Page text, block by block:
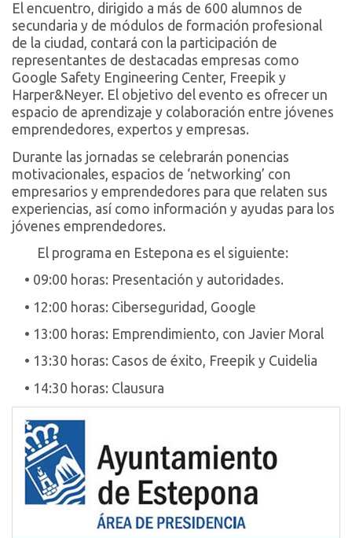
El encuentro, dirigido a más de 600 alumnos de
secundaria y de módulos de formación profesional
de la ciudad, contará con la participación de
representantes de destacadas empresas como
Google Safety Engineering Center, Freepik y
Harper&Neyer. El objetivo del evento es ofrecer un
espacio de aprendizaje y colaboración entre jóvenes
emprendedores, expertos y empresas.
Durante las jornadas se celebrarán ponencias
motivacionales, espacios de ‘networking’ con
empresarios y emprendedores para que relaten sus
experiencias, así como información y ayudas para los
jóvenes emprendedores.
El programa en Estepona es el siguiente:
• 09:00 horas: Presentación y autoridades.
• 12:00 horas: Ciberseguridad, Google
• 13:00 horas: Emprendimiento, con Javier Moral
• 13:30 horas: Casos de éxito, Freepik y Cuidelia
• 14:30 horas: Clausura